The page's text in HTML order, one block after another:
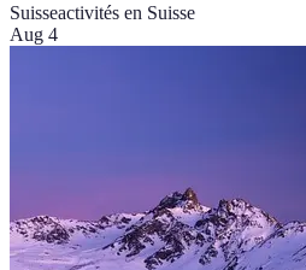
Suisseactivités en Suisse
Aug 4